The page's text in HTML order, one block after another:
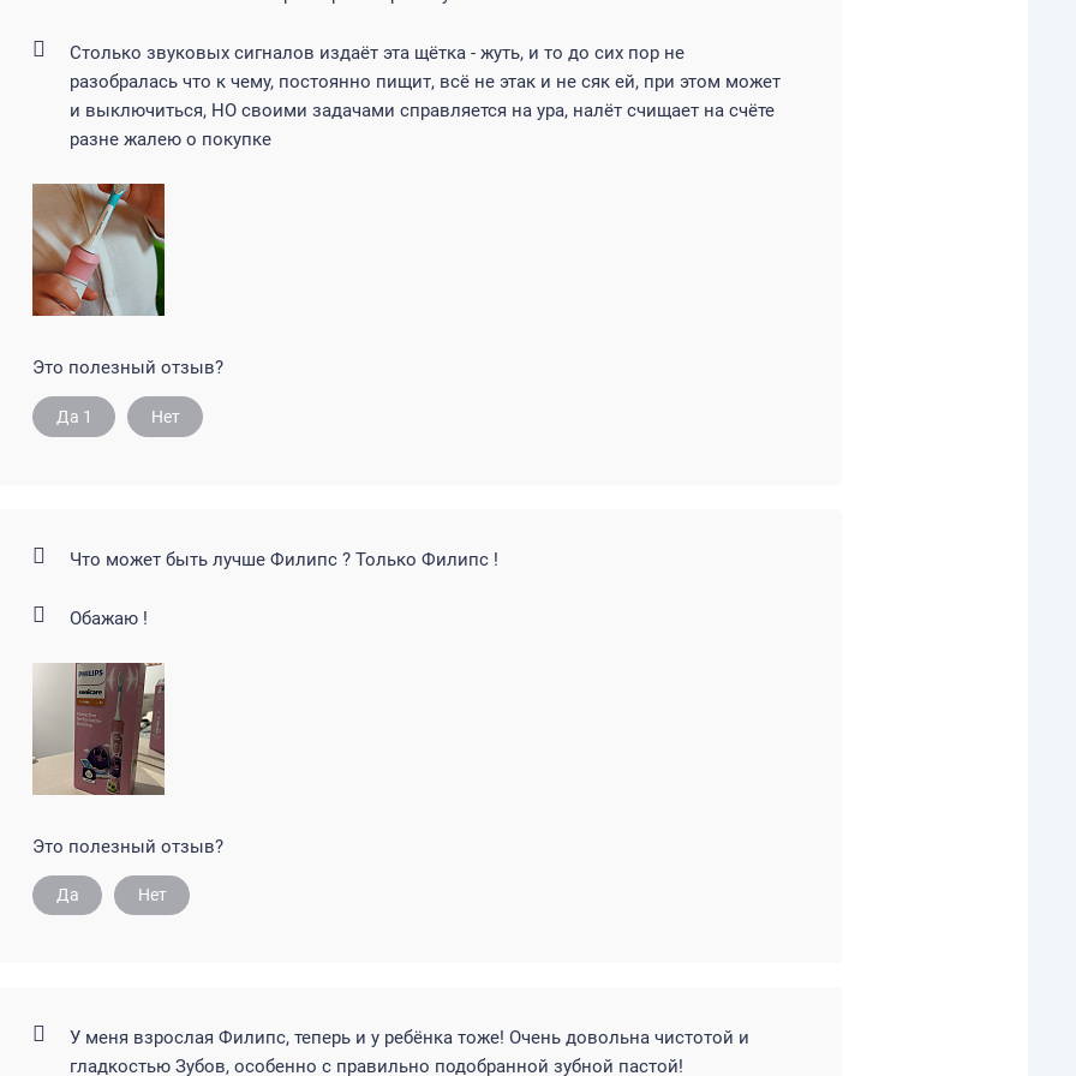
Столько звуковых сигналов издаёт эта щётка - жуть, и то до сих пор не
разобралась что к чему, постоянно пищит, всё не этак и не сяк ей, при этом может
и выключиться, НО своими задачами справляется на ура, налёт счищает на счёте
разне жалею о покупке
Это полезный отзыв?
Да 1 Нет
Что может быть лучше Филипс ? Только Филипс !
Обажаю !
Это полезный отзыв?
Да Нет
У меня взрослая Филипс, теперь и у ребёнка тоже! Очень довольна чистотой и
гладкостью Зубов, особенно с правильно подобранной зубной пастой!